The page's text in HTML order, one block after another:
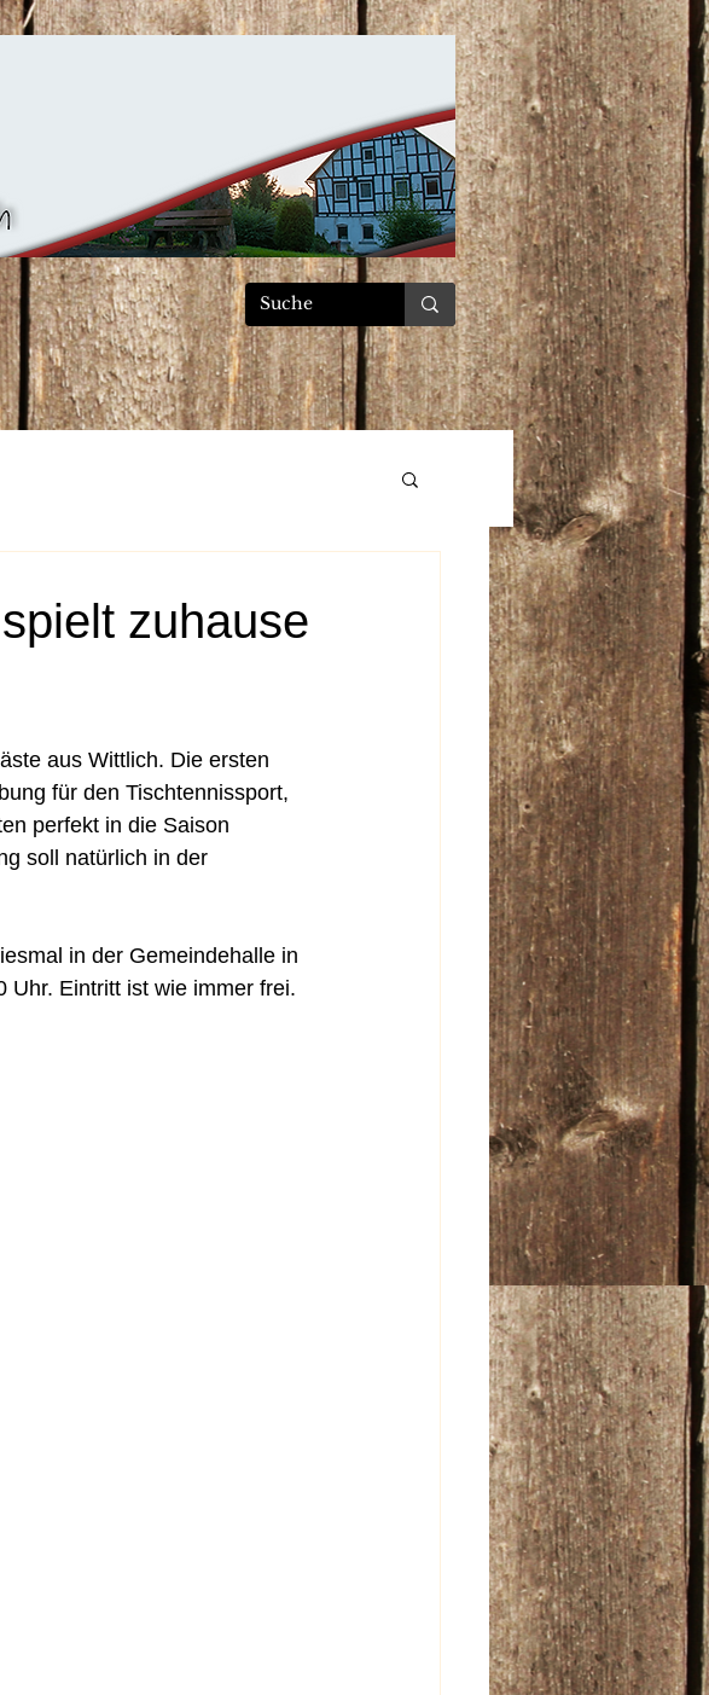
zuhause
aus Wittlich. Die ersten
für den Tischtennissport,
perfekt in die Saison
soll natürlich in der
in der Gemeindehalle in
Uhr. Eintritt ist wie immer frei.